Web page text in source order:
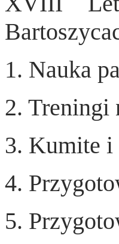
1. Nauka
2. Treningi
3. Kumite i
4.
5.